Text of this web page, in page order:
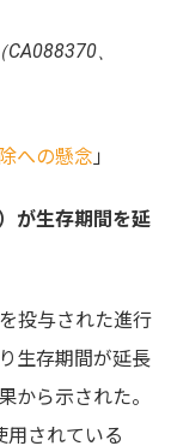
、
への懸念 」
が生存期間を延
投与された進行
生存期間が延長
から示された。
されている